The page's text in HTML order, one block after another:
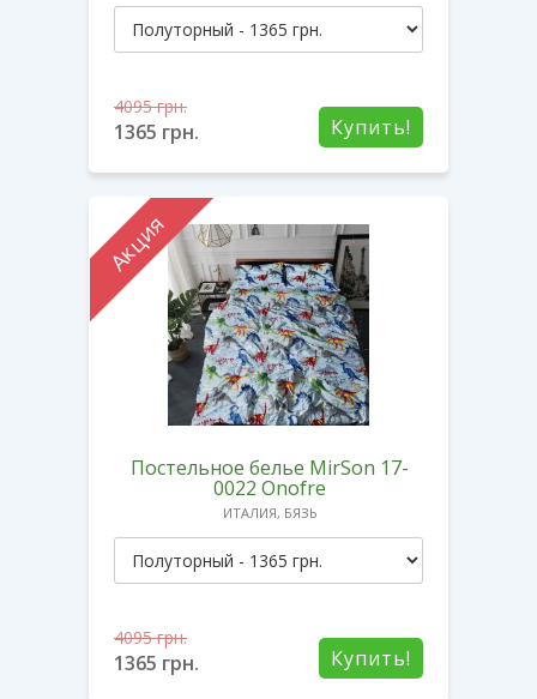
Купить!
4095грн.
1365 грн.
Акция
Постельное белье MirSon 17-
0022 Onofre
ИТАЛИЯ, БЯЗЬ
Купить!
4095грн.
1365 грн.